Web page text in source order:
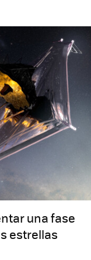
una fase
estrellas